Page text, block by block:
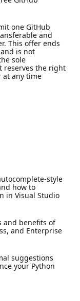
one GitHub
and
This offer ends
is not
sole
reserves the right
at any time
style
how to
in Visual Studio
and benefits of
and Enterprise
suggestions
your Python